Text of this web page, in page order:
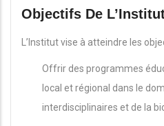
Objectifs De
L’Institut vise à atteindre les
Offrir des programmes
local et régional dans le
interdisciplinaires et de la